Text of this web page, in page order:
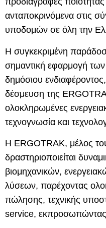
ανταποκρινόμενα στις
υποδομών σε όλη την
Η συγκεκριμένη
σημαντική εφαρμογή
δημόσιου
δέσμευση της
ολοκληρωμένες
τεχνογνωσία και
Η ERGOTRAK, μέλος
δραστηριοποιείται
βιομηχανικών,
λύσεων, παρέχοντας
πώλησης, τεχνικής
service, εκπροσωπώντας